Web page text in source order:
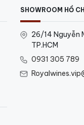
SHOWROOM HỒ
26/14 Nguyễn
TP.HCM
0931 305 789